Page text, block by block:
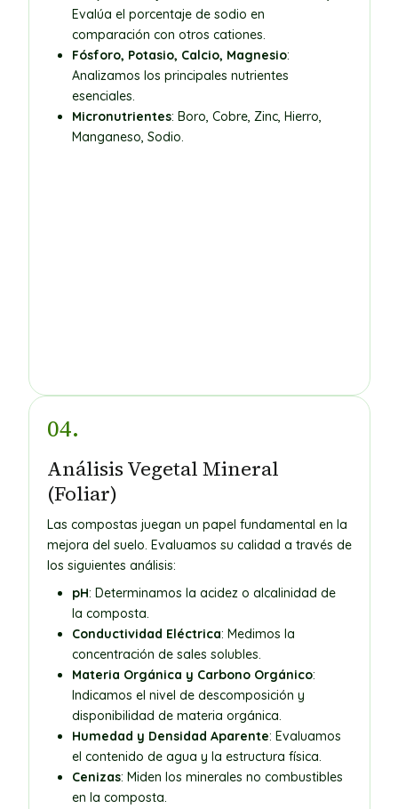
Evalúa el porcentaje de sodio en
comparación con otros cationes.
Fósforo, Potasio, Calcio, Magnesio:
Analizamos los principales nutrientes
esenciales.
Micronutrientes: Boro, Cobre, Zinc, Hierro,
Manganeso, Sodio.
04.
Análisis Vegetal Mineral
(Foliar)
Las compostas juegan un papel fundamental en la
mejora del suelo. Evaluamos su calidad a través de
los siguientes análisis:
pH: Determinamos la acidez o alcalinidad de
la composta.
Conductividad Eléctrica: Medimos la
concentración de sales solubles.
Materia Orgánica y Carbono Orgánico:
Indicamos el nivel de descomposición y
disponibilidad de materia orgánica.
Humedad y Densidad Aparente: Evaluamos
el contenido de agua y la estructura física.
Cenizas: Miden los minerales no combustibles
en la composta.